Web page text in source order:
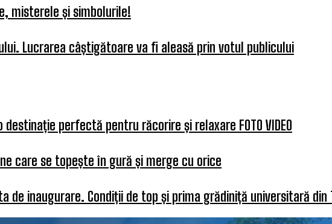
misterele și simbolurile!
Lucrarea câștigătoare va fi aleasă prin votul publicului
perfectă pentru răcorire și relaxare FOTO VIDEO
care se topește în gură și merge cu orice
de inaugurare. Condiții de top și prima grădiniță universitară din